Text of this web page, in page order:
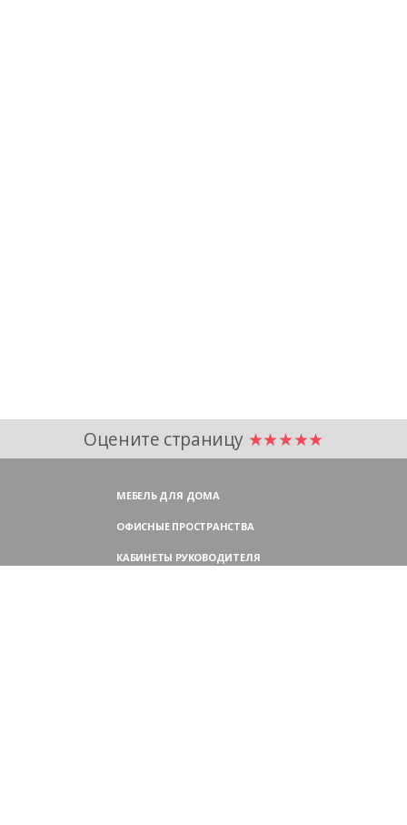
Оцените страницу ★★★★★
МЕБЕЛЬ ДЛЯ ДОМА
ОФИСНЫЕ ПРОСТРАНСТВА
КАБИНЕТЫ РУКОВОДИТЕЛЯ